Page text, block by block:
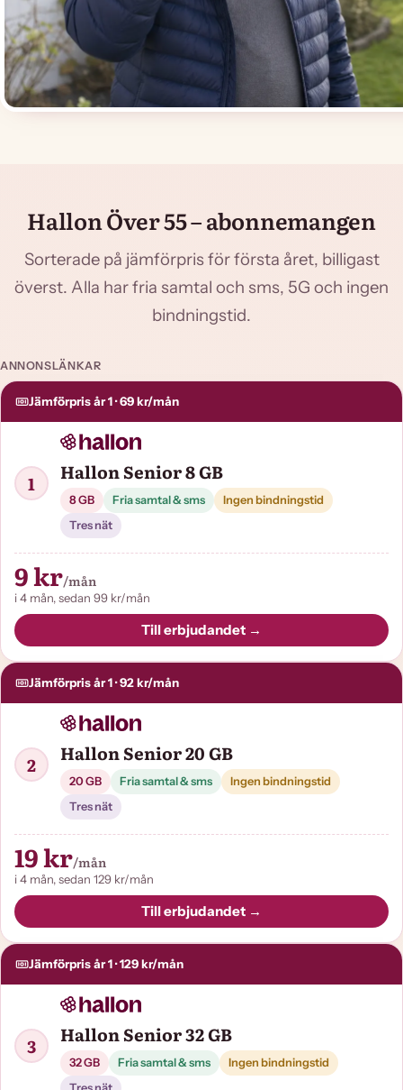
Hallon Över 55 – abonnemangen
Sorterade på jämförpris för första året, billigast
överst. Alla har fria samtal och sms, 5G och ingen
bindningstid.
ANNONSLÄNKAR
Jämförpris år 1 · 69 kr/mån
1 Hallon Senior 8 GB
8 GB Fria samtal & sms
Ingen bindningstid
Tres nät
9 kr/mån
i 4 mån, sedan 99 kr/mån
Till erbjudandet →
Jämförpris år 1 · 92 kr/mån
2 Hallon Senior 20 GB
20 GB Fria samtal & sms
Ingen bindningstid
Tres nät
19 kr/mån
i 4 mån, sedan 129 kr/mån
Till erbjudandet →
Jämförpris år 1 · 129 kr/mån
3 Hallon Senior 32 GB
32 GB Fria samtal & sms
Ingen bindningstid